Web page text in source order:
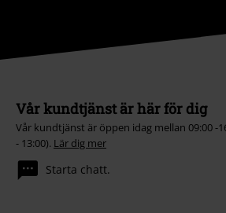
Vår kundtjänst är här för dig
Vår kundtjänst är öppen idag mellan 09:00 -
- 13:00). Lär dig mer
Starta chatt.